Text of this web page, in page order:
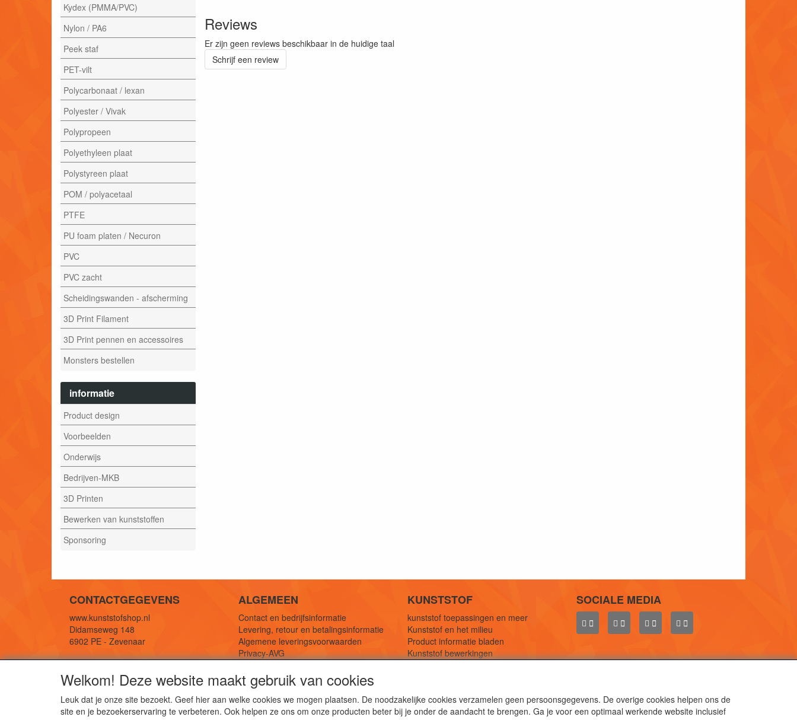
Kydex (PMMA/PVC)
Nylon / PA6
Peek staf
PET-vilt
Polycarbonaat / lexan
Polyester / Vivak
Polypropeen
Polyethyleen plaat
Polystyreen plaat
POM / polyacetaal
PTFE
PU foam platen / Necuron
PVC
PVC zacht
Scheidingswanden - afscherming
3D Print Filament
3D Print pennen en accessoires
Monsters bestellen
informatie
Product design
Voorbeelden
Onderwijs
Bedrijven-MKB
3D Printen
Bewerken van kunststoffen
Sponsoring
Reviews
Er zijn geen reviews beschikbaar in de huidige taal
Schrijf een review
CONTACTGEGEVENS
www.kunststofshop.nl
Didamseweg 148
6902 PE - Zevenaar
Telefoon: +31 (0) 316 241 994
ALGEMEEN
Contact en bedrijfsinformatie
Levering, retour en betalingsinformatie
Algemene leveringsvoorwaarden
Privacy-AVG
KUNSTSTOF
kunststof toepassingen en meer
Kunststof en het milieu
Product informatie bladen
Kunststof bewerkingen
SOCIALE MEDIA
Welkom! Deze website maakt gebruik van cookies
Leuk dat je onze site bezoekt. Geef hier aan welke cookies we mogen plaatsen. De noodzakelijke cookies verzamelen geen persoonsgegevens. De overige cookies helpen ons de
site en je bezoekerservaring te verbeteren. Ook helpen ze ons om onze producten beter bij je onder de aandacht te brengen. Ga je voor een optimaal werkende website inclusief